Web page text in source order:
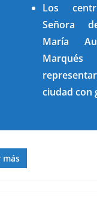
Los
Señora
María
ciudad con
más